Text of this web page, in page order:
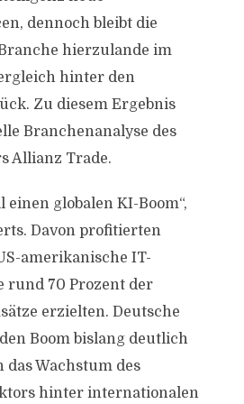
dennoch bleibt die
hierzulande im
hinter den
Zu diesem Ergebnis
Branchenanalyse des
Allianz Trade.
einen globalen KI-Boom“,
Davon profitierten
amerikanische IT-
rund 70 Prozent der
erzielten. Deutsche
Boom bislang deutlich
Wachstum des
hinter internationalen